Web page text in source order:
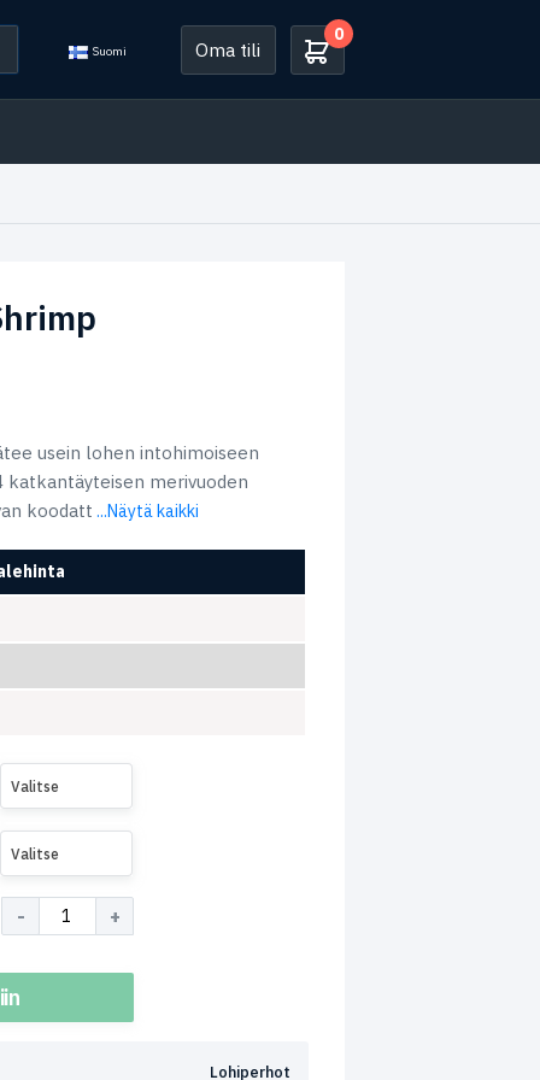
Suomi Oma tili
0
usein lohen intohimoiseen
merivuoden
koodatt ...Näytä kaikki
Valitse
Valitse
Lohiperhot